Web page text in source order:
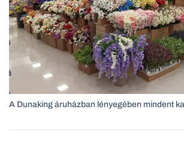
A Dunaking áruházban lényegében mindent